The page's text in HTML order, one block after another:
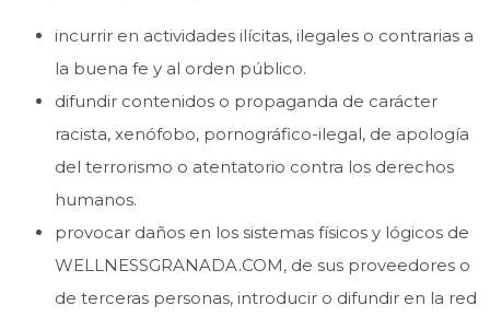
incurrir en actividades ilícitas, ilegales o contrarias a
la buena fe y al orden público.
difundir contenidos o propaganda de carácter
racista, xenófobo, pornográfico-ilegal, de apología
del terrorismo o atentatorio contra los derechos
humanos.
provocar daños en los sistemas físicos y lógicos de
WELLNESSGRANADA.COM, de sus proveedores o
de terceras personas, introducir o difundir en la red